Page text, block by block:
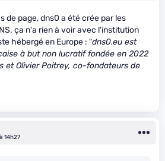
de page, dns0 a été crée par les
ça n'a rien à voir avec l'institution
hébergé en Europe : "dns0.eu est
à but non lucratif fondée en 2022
et Olivier Poitrey, co-fondateurs de
14h27